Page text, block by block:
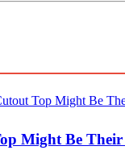
Might Be